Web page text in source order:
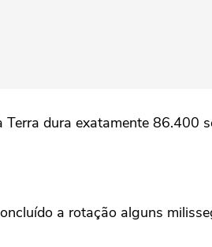
dura exatamente
a rotação alguns